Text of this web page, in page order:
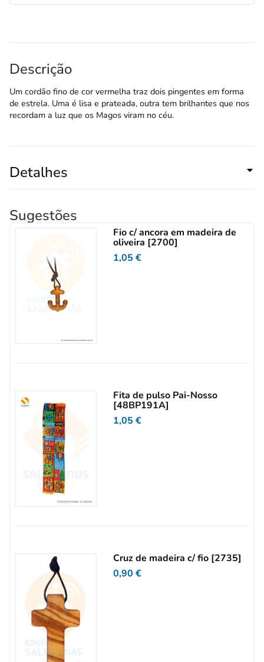
Descrição
Um cordão fino de cor vermelha traz dois pingentes em forma
de estrela. Uma é lisa e prateada, outra tem brilhantes que nos
recordam a luz que os Magos viram no céu.
Detalhes
Sugestões
Fio c/ ancora em madeira de
oliveira [2700]
1,05€
Fita de pulso Pai-Nosso
[48BP191A]
1,05€
Cruz de madeira c/ fio [2735]
0,90€